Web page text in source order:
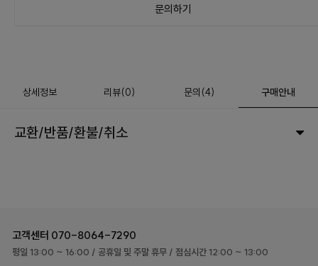
문의하기
상세정보 리뷰(0) 문의 (4) 구매안내
교환/반품/환불/취소
고객센터 070-8064-7290
평일 13:00 ~ 16:00 / 공휴일 및 주말 휴무 / 점심시간 12:00 ~ 13:00